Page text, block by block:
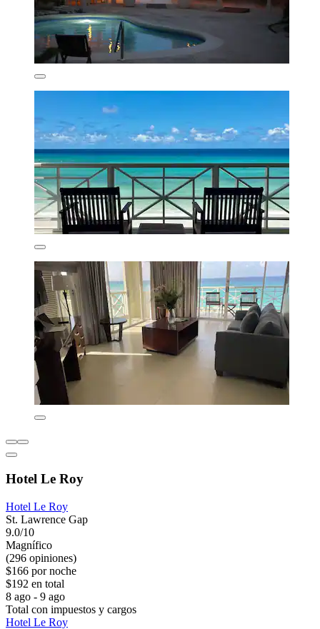
Hotel Le Roy
Hotel Le Roy
St. Lawrence Gap
9.0/10
Magnífico
(296 opiniones)
$166 por noche
$192 en total
8 ago - 9 ago
Total con impuestos y cargos
Hotel Le Roy